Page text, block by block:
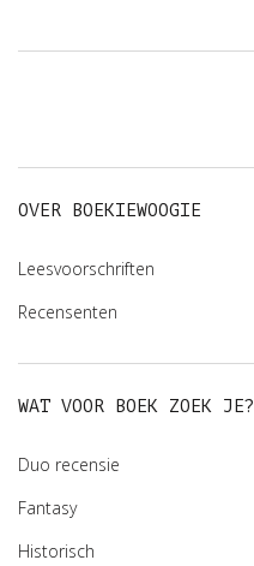
OVER BOEKIEWOOGIE
Leesvoorschriften
Recensenten
WAT VOOR BOEK ZOEK JE?
Duo recensie
Fantasy
Historisch